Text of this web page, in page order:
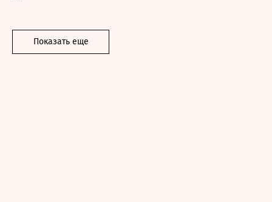
Показать еще